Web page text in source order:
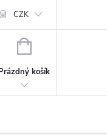
CZK
NÁKUPNÍ
košík